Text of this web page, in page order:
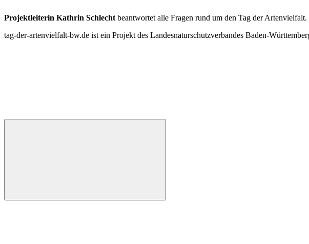
Projektleiterin Kathrin Schlecht beantwortet alle Fragen rund um den Tag der
tag-der-artenvielfalt-bw.de ist ein Projekt des Landesnaturschutzverbandes Baden-